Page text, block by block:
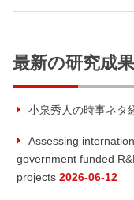
ナ
ビ
ゲ
ー
シ
ョ
事:
記
最新の研究成果
小泉秀人の時事ネタ
Assessing
government funded
projects 2026-06-12